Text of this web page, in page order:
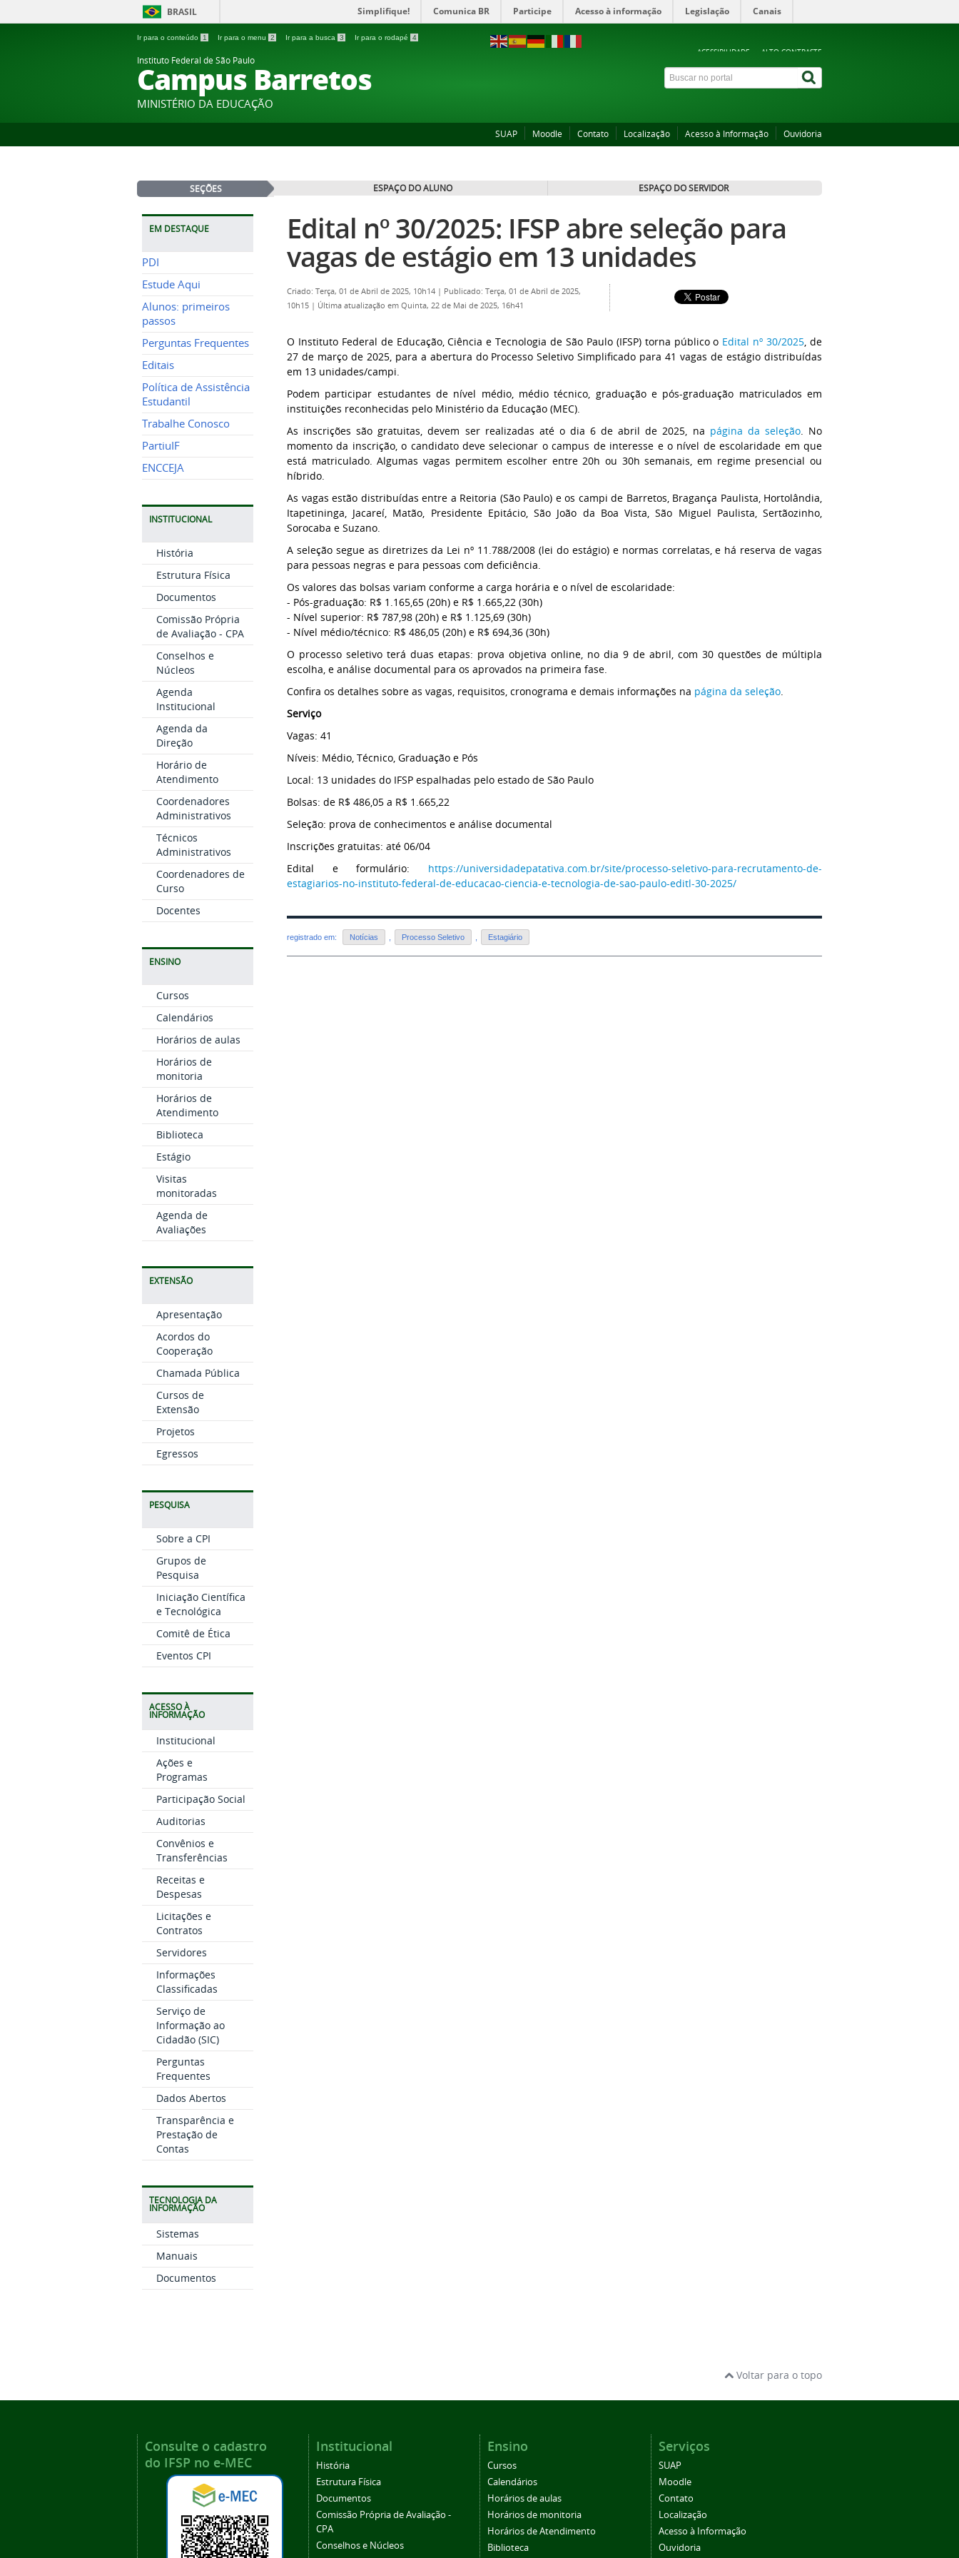
BRASIL Simplifique! Comunica BR Participe Acesso à informação Legislação Canais
Ir para o conteúdo 1 Ir para o menu 2 Ir para a busca 3 Ir para o rodapé 4
ACESSIBILIDADE ALTO CONTRASTE
Instituto Federal de São Paulo
Campus Barretos
MINISTÉRIO DA EDUCAÇÃO
SUAP Moodle Contato Localização Acesso à Informação Ouvidoria
SEÇÕES ESPAÇO DO ALUNO ESPAÇO DO SERVIDOR
EM DESTAQUE
PDI
Estude Aqui
Alunos: primeiros
passos
Perguntas Frequentes
Editais
Política de Assistência
Estudantil
Trabalhe Conosco
PartiuIF
ENCCEJA
INSTITUCIONAL
História
Estrutura Física
Documentos
Comissão Própria
de Avaliação - CPA
Conselhos e
Núcleos
Agenda
Institucional
Agenda da
Direção
Horário de
Atendimento
Coordenadores
Administrativos
Técnicos
Administrativos
Coordenadores de
Curso
Docentes
ENSINO
Cursos
Calendários
Horários de aulas
Horários de
monitoria
Horários de
Atendimento
Biblioteca
Estágio
Visitas
monitoradas
Agenda de
Avaliações
EXTENSÃO
Apresentação
Acordos do
Cooperação
Chamada Pública
Cursos de
Extensão
Projetos
Egressos
PESQUISA
Sobre a CPI
Grupos de
Pesquisa
Iniciação Científica
e Tecnológica
Comitê de Ética
Eventos CPI
ACESSO À
INFORMAÇÃO
Institucional
Ações e
Programas
Participação Social
Auditorias
Convênios e
Transferências
Receitas e
Despesas
Licitações e
Contratos
Servidores
Informações
Classificadas
Serviço de
Informação ao
Cidadão (SIC)
Perguntas
Frequentes
Dados Abertos
Transparência e
Prestação de
Contas
TECNOLOGIA DA
INFORMAÇÃO
Sistemas
Manuais
Documentos
Edital nº 30/2025: IFSP abre seleção para
vagas de estágio em 13 unidades
Criado: Terça, 01 de Abril de 2025, 10h14 | Publicado: Terça, 01 de Abril de 2025,
10h15 | Última atualização em Quinta, 22 de Mai de 2025, 16h41
O Instituto Federal de Educação, Ciência e Tecnologia de São Paulo (IFSP) torna público o Edital nº 30/2025, de
27 de março de 2025, para a abertura do Processo Seletivo Simplificado para 41 vagas de estágio distribuídas
em 13 unidades/campi.
Podem participar estudantes de nível médio, médio técnico, graduação e pós-graduação matriculados em
instituições reconhecidas pelo Ministério da Educação (MEC).
As inscrições são gratuitas, devem ser realizadas até o dia 6 de abril de 2025, na página da seleção. No
momento da inscrição, o candidato deve selecionar o campus de interesse e o nível de escolaridade em que
está matriculado. Algumas vagas permitem escolher entre 20h ou 30h semanais, em regime presencial ou
híbrido.
As vagas estão distribuídas entre a Reitoria (São Paulo) e os campi de Barretos, Bragança Paulista, Hortolândia,
Itapetininga, Jacareí, Matão, Presidente Epitácio, São João da Boa Vista, São Miguel Paulista, Sertãozinho,
Sorocaba e Suzano.
A seleção segue as diretrizes da Lei nº 11.788/2008 (lei do estágio) e normas correlatas, e há reserva de vagas
para pessoas negras e para pessoas com deficiência.
Os valores das bolsas variam conforme a carga horária e o nível de escolaridade:
- Pós-graduação: R$ 1.165,65 (20h) e R$ 1.665,22 (30h)
- Nível superior: R$ 787,98 (20h) e R$ 1.125,69 (30h)
- Nível médio/técnico: R$ 486,05 (20h) e R$ 694,36 (30h)
O processo seletivo terá duas etapas: prova objetiva online, no dia 9 de abril, com 30 questões de múltipla
escolha, e análise documental para os aprovados na primeira fase.
Confira os detalhes sobre as vagas, requisitos, cronograma e demais informações na página da seleção.
Serviço
Vagas: 41
Níveis: Médio, Técnico, Graduação e Pós
Local: 13 unidades do IFSP espalhadas pelo estado de São Paulo
Bolsas: de R$ 486,05 a R$ 1.665,22
Seleção: prova de conhecimentos e análise documental
Inscrições gratuitas: até 06/04
Edital e formulário: https://universidadepatativa.com.br/site/processo-seletivo-para-recrutamento-de-
estagiarios-no-instituto-federal-de-educacao-ciencia-e-tecnologia-de-sao-paulo-editl-30-2025/
registrado em: Notícias Processo Seletivo Estagiário
Voltar para o topo
Consulte o cadastro
do IFSP no e-MEC
Institucional
História
Estrutura Física
Documentos
Comissão Própria de Avaliação -
CPA
Conselhos e Núcleos
Ensino
Cursos
Calendários
Horários de aulas
Horários de monitoria
Horários de Atendimento
Biblioteca
Serviços
SUAP
Moodle
Contato
Localização
Acesso à Informação
Ouvidoria